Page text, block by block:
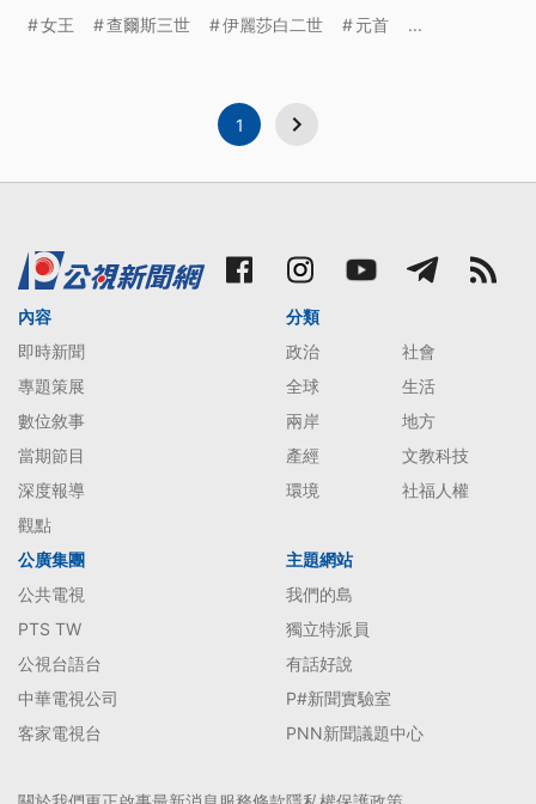
女王 查爾斯三世 伊麗莎白二世 元首 ...
1
內容
即時新聞
專題策展
數位敘事
當期節目
深度報導
觀點
分類
政治
社會
全球
生活
兩岸
地方
產經
文教科技
環境
社福人權
公廣集團
公共電視
PTS TW
公視台語台
中華電視公司
客家電視台
主題網站
我們的島
獨立特派員
有話好說
P#新聞實驗室
PNN新聞議題中心